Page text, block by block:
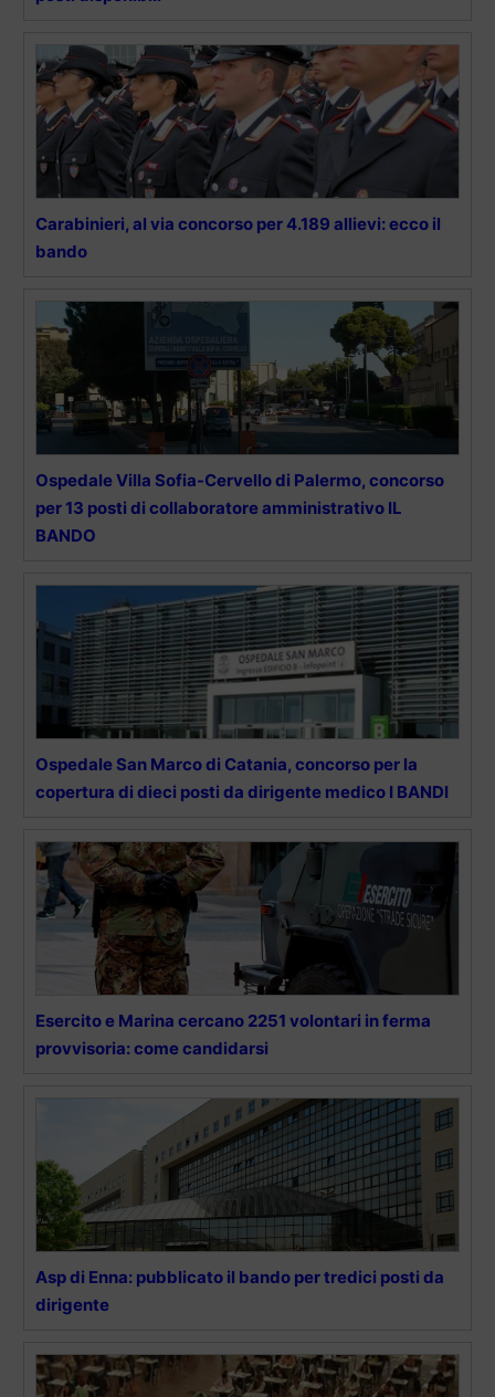
Carabinieri, al via concorso per 4.189 allievi: ecco il
bando
Ospedale Villa Sofia-Cervello di Palermo, concorso
per 13 posti di collaboratore amministrativo IL
BANDO
Ospedale San Marco di Catania, concorso per la
copertura di dieci posti da dirigente medico I BANDI
Esercito e Marina cercano 2251 volontari in ferma
provvisoria: come candidarsi
Asp di Enna: pubblicato il bando per tredici posti da
dirigente